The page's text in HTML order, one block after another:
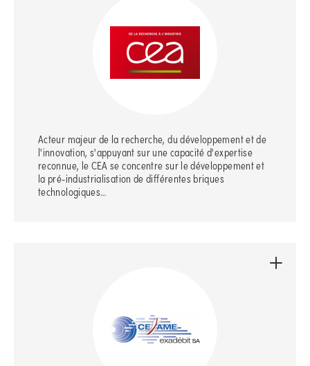
Acteur majeur de la recherche, du développement et de
l'innovation, s'appuyant sur une capacité d'expertise
reconnue, le CEA se concentre sur le développement et
la pré-industrialisation de différentes briques
technologiques…